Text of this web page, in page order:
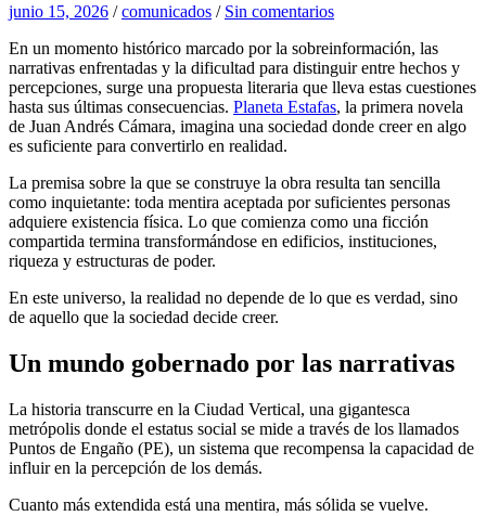
junio 15, 2026 /comunicados / Sin comentarios
En un momento histórico marcado por la sobreinformación, las
narrativas enfrentadas y la dificultad para distinguir entre hechos y
percepciones, surge una propuesta literaria que lleva estas cuestiones
hasta sus últimas consecuencias. Planeta Estafas, la primera novela
de Juan Andrés Cámara, imagina una sociedad donde creer en algo
es suficiente para convertirlo en realidad.
La premisa sobre la que se construye la obra resulta tan sencilla
como inquietante: toda mentira aceptada por suficientes personas
adquiere existencia física. Lo que comienza como una ficción
compartida termina transformándose en edificios, instituciones,
riqueza y estructuras de poder.
En este universo, la realidad no depende de lo que es verdad, sino
de aquello que la sociedad decide creer.
Un mundo gobernado por las narrativas
La historia transcurre en la Ciudad Vertical, una gigantesca
metrópolis donde el estatus social se mide a través de los llamados
Puntos de Engaño (PE), un sistema que recompensa la capacidad de
influir en la percepción de los demás.
Cuanto más extendida está una mentira, más sólida se vuelve.